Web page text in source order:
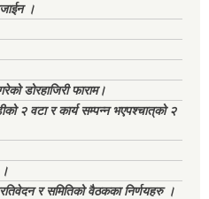
।
डोरहाजिरी फाराम।
२ वटा र कार्य सम्पन्न भएपश्चात्‌को २
।
र समितिको वैठकका निर्णयहरु ।